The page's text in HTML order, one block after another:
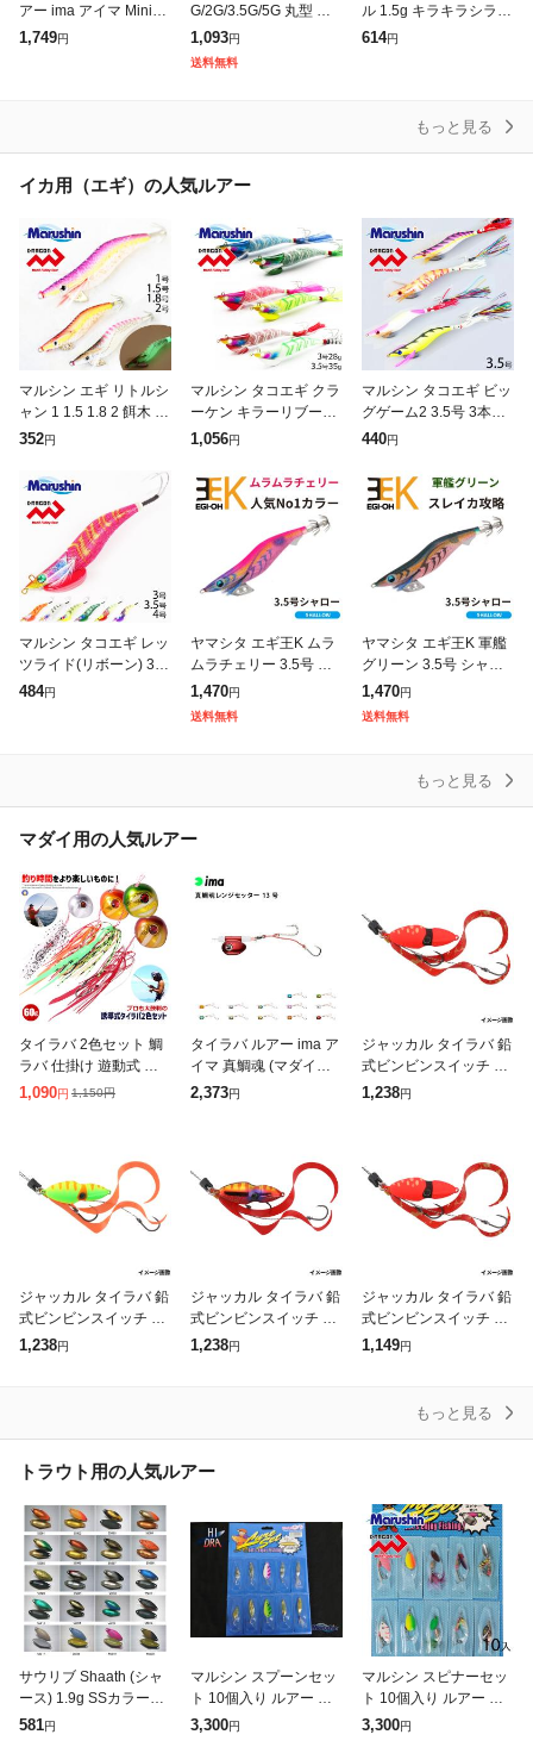
アー ima アイマ Miniel
(ミニエル) 35シーバス
1,749円
G/2G/3.5G/5G 丸型 ジ
グ ヘッド セット ルア
ー アジング メバリング
1,093円
送料無料
ル 1.5g キラキラシラス
/ソルトルアー RUDEI'S
614円
もっと見る
イカ用（エギ）の人気ルアー
マルシン エギ リトルシ
ャン 1 1.5 1.8 2 餌木 エ
ギング 光る 夜光 グロ
り サイトフィッシ
352円
マルシン タコエギ クラ
ーケン キラーリブート
2カラーセット 3号 3.5
こ 蛸 タコ釣り エギ 餌
1,056円
マルシン タコエギ ビッ
グゲーム2 3.5号 3本針
オクトパス たこ 蛸 タ
ング 光る 夜光 グロー
440円
マルシン タコエギ レッ
ツライド(リボーン) 3号
3.5号 4号 3本針 オクト
484円
ヤマシタ エギ王K ムラ
ムラチェリー 3.5号 シ
ャロー エギング エギ
春イカ アオリイカ 定番
1,470円
送料無料
ヤマシタ エギ王K 軍艦
グリーン 3.5号 シャロ
ー エギング 春イカ ア
オリイカ 人気カラー S
1,470円
送料無料
もっと見る
マダイ用の人気ルアー
タイラバ 2色セット 鯛
ラバ 仕掛け 遊動式 反
射板 夜光 グロー マダ
1,090円 1,150円
タイラバ ルアー ima ア
イマ 真鯛魂 (マダイソ
ウル)レンジセッター 1
2,373円
ジャッカル タイラバ 鉛
式ビンビンスイッチ 10
0g F-0280 ブライトオ
1,238円
ジャッカル タイラバ 鉛
式ビンビンスイッチ 10
0g F-0281 ブライトイ
1,238円
ジャッカル タイラバ 鉛
式ビンビンスイッチ 10
0g F-0069 レッドゴー
1,238円
ジャッカル タイラバ 鉛
式ビンビンスイッチ 80
g F-0280 ブライトオレ
1,149円
もっと見る
トラウト用の人気ルアー
サウリブ Shaath (シャ
ース) 1.9g SSカラー
(トラウトルアー スプー
581円
マルシン スプーンセッ
ト 10個入り ルアー シ
ーバス スプーン マイク
3,300円
マルシン スピナーセッ
ト 10個入り ルアー シ
ーバス スピナー スピナ
3,300円